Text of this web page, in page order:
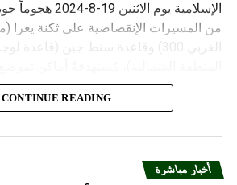
الإسلامية يوم
من المسيرات الإنقضاضية على ثكنة يعرا
الغربي 300) وقاعدة سنط جين (قاعدة
وجنودها وأصابت أهدافها بدقة وأوقعت
CONTINUE READING
أخبار مباشرة